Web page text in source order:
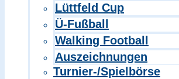
Lüttfeld Cup
Ü-Fußball
Walking Football
Auszeichnungen
Turnier-/Spielbörse